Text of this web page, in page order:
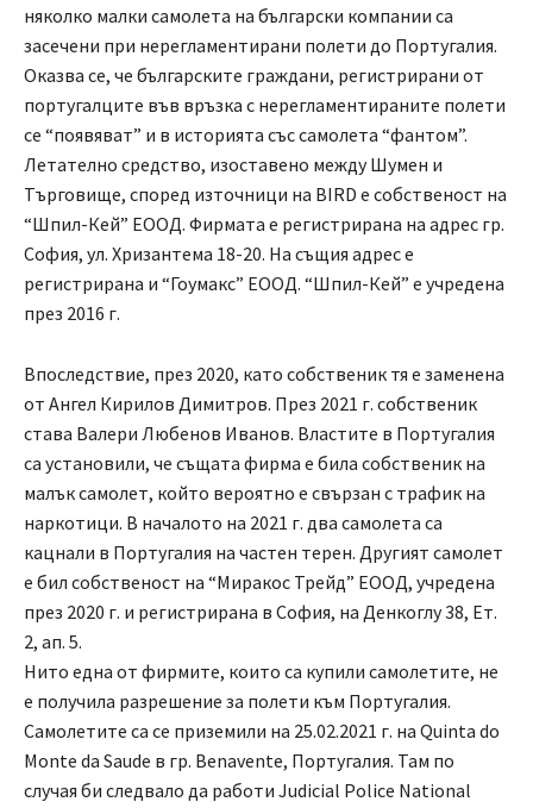
няколко малки самолета на български компании са
засечени при нерегламентирани полети до Португалия.
Оказва се, че българските граждани, регистрирани от
португалците във връзка с нерегламентираните полети
се “появяват” и в историята със самолета “фантом”.
Летателно средство, изоставено между Шумен и
Търговище, според източници на BIRD е собственост на
“Шпил-Кей” ЕООД. Фирмата е регистрирана на адрес гр.
София, ул. Хризантема 18-20. На същия адрес е
регистрирана и “Гоумакс” ЕООД. “Шпил-Кей” е учредена
през 2016 г.
Впоследствие, през 2020, като собственик тя е заменена
от Ангел Кирилов Димитров. През 2021 г. собственик
става Валери Любенов Иванов. Властите в Португалия
са установили, че същата фирма е била собственик на
малък самолет, който вероятно е свързан с трафик на
наркотици. В началото на 2021 г. два самолета са
кацнали в Португалия на частен терен. Другият самолет
е бил собственост на “Миракос Трейд” ЕООД, учредена
през 2020 г. и регистрирана в София, на Денкоглу 38, Ет.
2, ап. 5.
Нито една от фирмите, които са купили самолетите, не
е получила разрешение за полети към Португалия.
Самолетите са се приземили на 25.02.2021 г. на Quinta do
Monte da Saude в гр. Benavente, Португалия. Там по
случая би следвало да работи Judicial Police National